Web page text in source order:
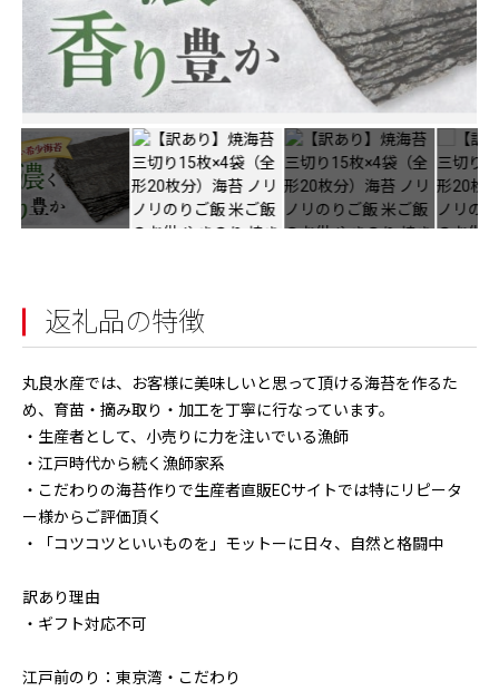
返礼品の特徴
丸良水産では、お客様に美味しいと思って頂ける海苔を作るた
め、育苗・摘み取り・加工を丁寧に行なっています。
・生産者として、小売りに力を注いでいる漁師
・江戸時代から続く漁師家系
・こだわりの海苔作りで生産者直販ECサイトでは特にリピータ
ー様からご評価頂く
・「コツコツといいものを」モットーに日々、自然と格闘中
訳あり理由
・ギフト対応不可
江戸前のり：東京湾・こだわり